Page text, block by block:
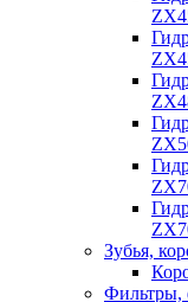
Зубья,
Фильтры,